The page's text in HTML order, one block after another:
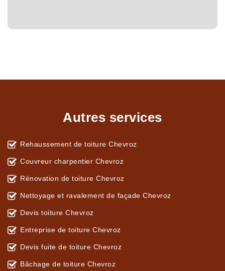
Autres services
Rehaussement de toiture Chevroz
Couvreur charpentier Chevroz
Rénovation de toiture Chevroz
Nettoyage et ravalement de façade Chevroz
Devis toiture Chevroz
Entreprise de toiture Chevroz
Devis fuite de toiture Chevroz
Bâchage de toiture Chevroz